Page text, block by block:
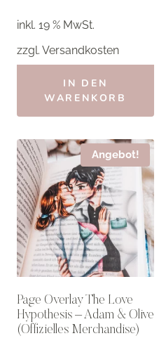
3,00 €2,40 €.
inkl. 19 % MwSt.
zzgl. Versandkosten
IN DEN
WARENKORB
Angebot!
Page Overlay The Love
Hypothesis – Adam & Olive
(Offizielles Merchandise)